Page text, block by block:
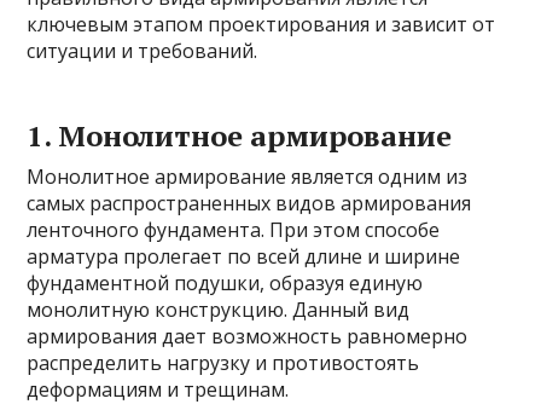
ключевым этапом проектирования и зависит от
ситуации и требований.
1. Монолитное армирование
Монолитное армирование является одним из
самых распространенных видов армирования
ленточного фундамента. При этом способе
арматура пролегает по всей длине и ширине
фундаментной подушки, образуя единую
монолитную конструкцию. Данный вид
армирования дает возможность равномерно
распределить нагрузку и противостоять
деформациям и трещинам.